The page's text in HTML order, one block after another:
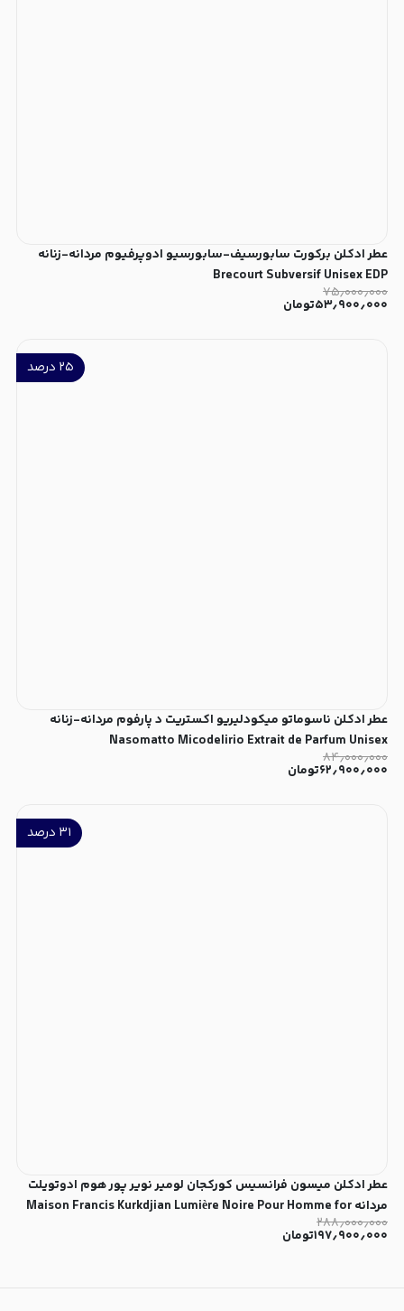
عطر ادکلن برکورت سابورسیف-سابورسیو ادوپرفیوم مردانه-زنانه
Brecourt Subversif Unisex EDP
۷۵٫۰۰۰٫۰۰۰
۵۳٫۹۰۰٫۰۰۰تومان
۲۵ درصد
عطر ادکلن ناسوماتو ميكودليريو اکستریت د پارفوم مردانه-زنانه
Nasomatto Micodelirio Extrait de Parfum Unisex
۸۴٫۰۰۰٫۰۰۰
۶۲٫۹۰۰٫۰۰۰تومان
۳۱ درصد
عطر ادکلن میسون فرانسیس کورکجان لومیر نویر پور هوم ادوتویلت
مردانه Maison Francis Kurkdjian Lumière Noire Pour Homme for
Men EDT
۲۸۸٫۰۰۰٫۰۰۰
۱۹۷٫۹۰۰٫۰۰۰تومان